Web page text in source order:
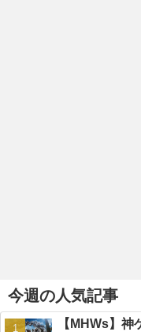
今週の人気記事
【MHWs】